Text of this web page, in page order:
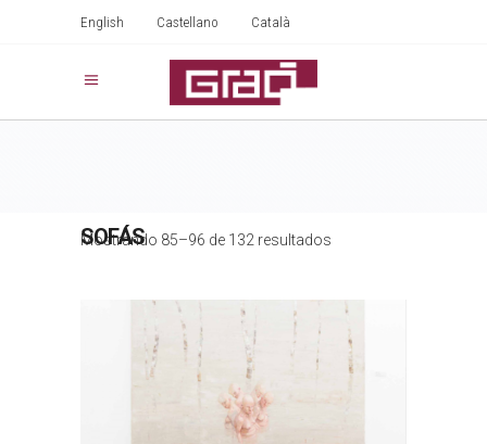
English Castellano Català
SOFÁS
Mostrando 85–96 de 132 resultados